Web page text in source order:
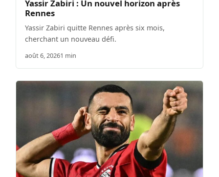
Yassir Zabiri : Un nouvel horizon après
Rennes
Yassir Zabiri quitte Rennes après six mois,
cherchant un nouveau défi.
août 6, 20261 min